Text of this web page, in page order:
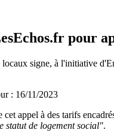
pour
signe, à l'initiative
: 16/11/2023
appel à des tarifs
statut de logement social".